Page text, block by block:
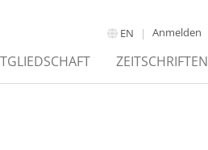
EN Anmelden
ZEITSCHRIFTEN